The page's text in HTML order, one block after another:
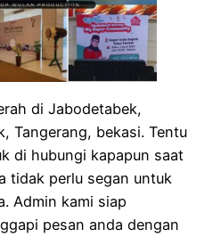
di Jabodetabek,
Tangerang, bekasi. Tentu
di hubungi kapapun saat
tidak perlu segan untuk
Admin kami siap
pesan anda dengan